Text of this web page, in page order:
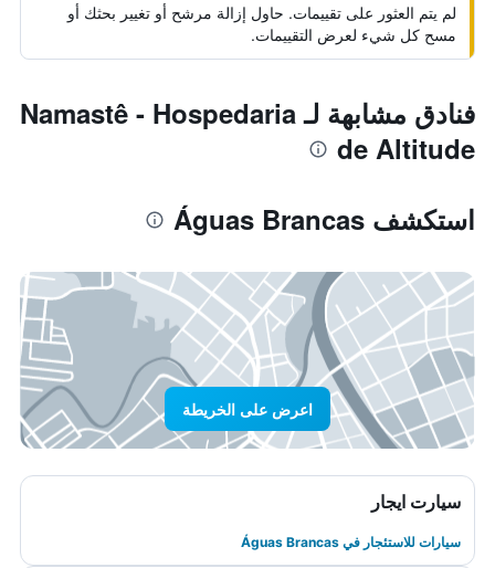
لم يتم العثور على تقييمات. حاول إزالة مرشح أو تغيير بحثك أو
مسح كل شيء لعرض التقييمات.
فنادق مشابهة لـ Namastê - Hospedaria
de Altitude
استكشف Águas Brancas
اعرض على الخريطة
سيارت ايجار
سيارات للاستئجار في Águas Brancas